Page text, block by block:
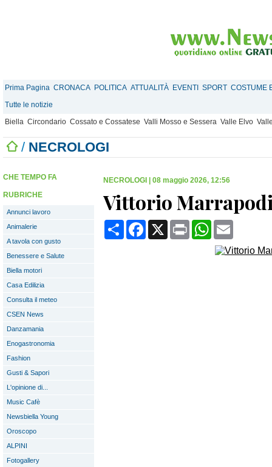
Prima Pagina CRONACA POLITICA ATTUALITÀ EVENTI SPORT COSTUME
Tutte le notizie
Biella Circondario Cossato e Cossatese Valli Mosso e Sessera Valle Elvo
/ NECROLOGI
CHE TEMPO FA
RUBRICHE
Annunci lavoro
Animalerie
A tavola con gusto
Benessere e Salute
Biella motori
Casa Edilizia
Consulta il meteo
CSEN News
Danzamania
Enogastronomia
Fashion
Gusti & Sapori
L'opinione di...
Music Cafè
Newsbiella Young
Oroscopo
ALPINI
Fotogallery
NECROLOGI 08 maggio 2026, 12:56
Vittorio
CondividiFacebook
X Print WhatsApp